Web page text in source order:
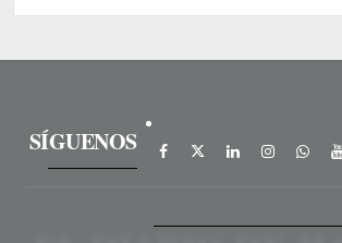
SÍGUENOS